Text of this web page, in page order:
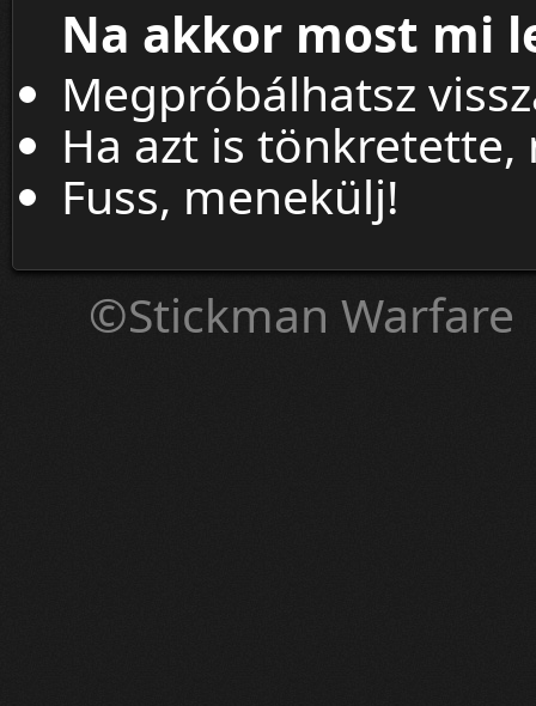
Na akkor most mi
Megpróbálhatsz
Ha azt is tönkretette,
Fuss, menekülj!
©Stickman Warfare